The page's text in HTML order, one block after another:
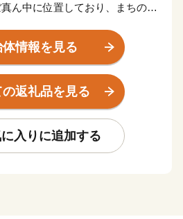
ん中に位置しており、まちの北
）が流れる自然豊かなまちで
さはないけれど、暖かなぬくも
いの赤平市。確かな品質の｢メ
皆様に、真心を込めてこめてお
体情報を見る
返礼品を見る
入りに追加する